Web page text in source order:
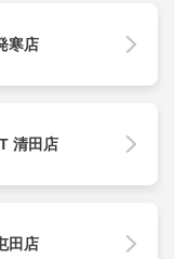
寒店
清田店
田店